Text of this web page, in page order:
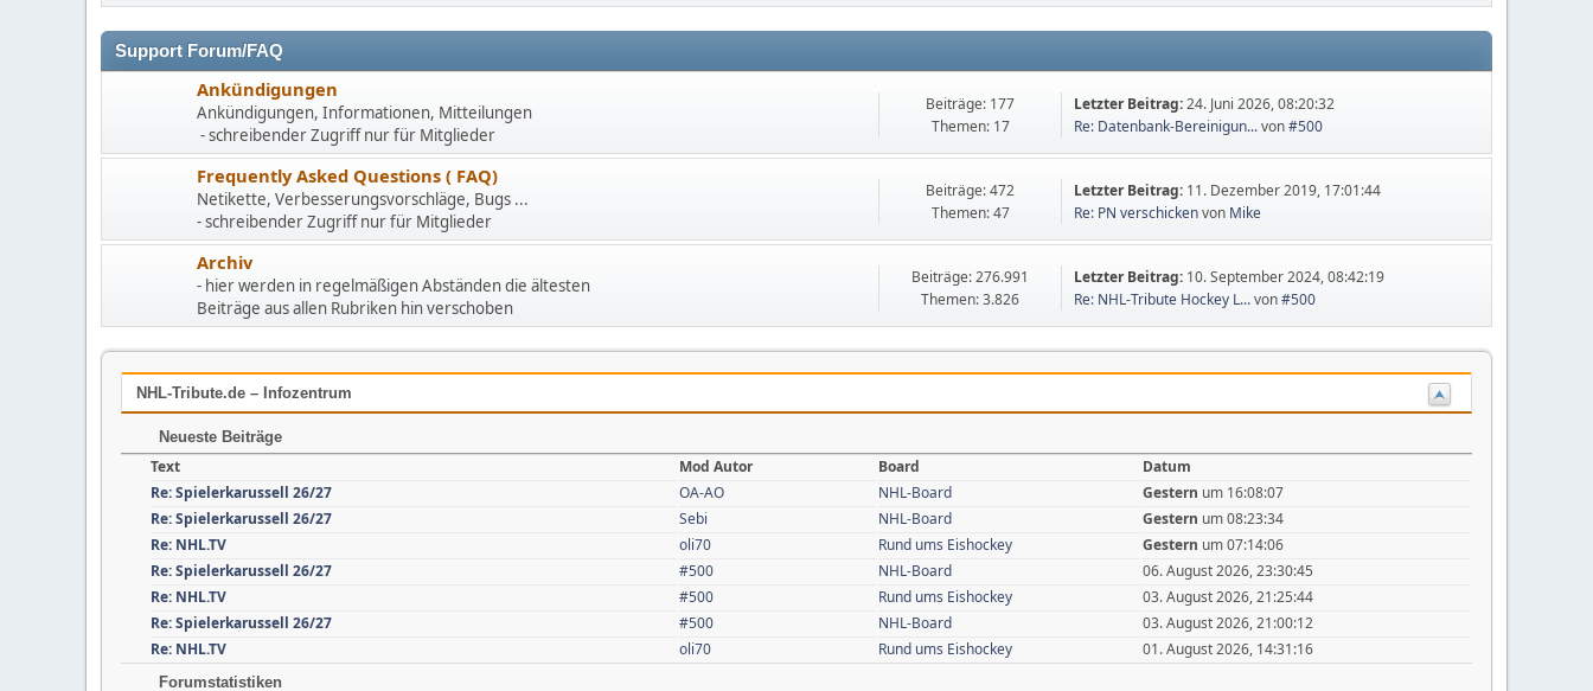
Support Forum/FAQ
Ankündigungen
Ankündigungen, Informationen, Mitteilungen
- schreibender Zugriff nur für Mitglieder
Beiträge: 177
Themen: 17
Letzter Beitrag:24. Juni 2026, 08:20:32
Re: Datenbank-Bereinigun...von#500
Frequently Asked Questions ( FAQ)
Netikette, Verbesserungsvorschläge, Bugs ...
- schreibender Zugriff nur für Mitglieder
Beiträge: 472
Themen: 47
Letzter Beitrag: 11. Dezember 2019, 17:01:44
Re: PN verschickenvon Mike
Archiv
- hier werden in regelmäßigen Abständen die ältesten
Beiträge aus allen Rubriken hin verschoben
Beiträge: 276.991
Themen: 3.826
Letzter Beitrag: 10. September 2024, 08:42:19
Re: NHL-Tribute Hockey L...von#500
NHL-Tribute.de – Infozentrum
Neueste Beiträge
Text Mod Autor Board
Datum
Re: Spielerkarussell 26/27
OA-AO NHL-Board Gestern um 16:08:07
Re: Spielerkarussell 26/27
Sebi NHL-Board Gestern um 08:23:34
Re: NHL.TV
oli70 Rund ums Eishockey Gestern um 07:14:06
Re: Spielerkarussell 26/27
#500 NHL-Board
06. August 2026, 23:30:45
Re: NHL.TV
#500 Rund ums Eishockey
03. August 2026, 21:25:44
Re: Spielerkarussell 26/27
#500 NHL-Board
03. August 2026, 21:00:12
Re: NHL.TV
oli70 Rund ums Eishockey 01. August 2026, 14:31:16
Forumstatistiken